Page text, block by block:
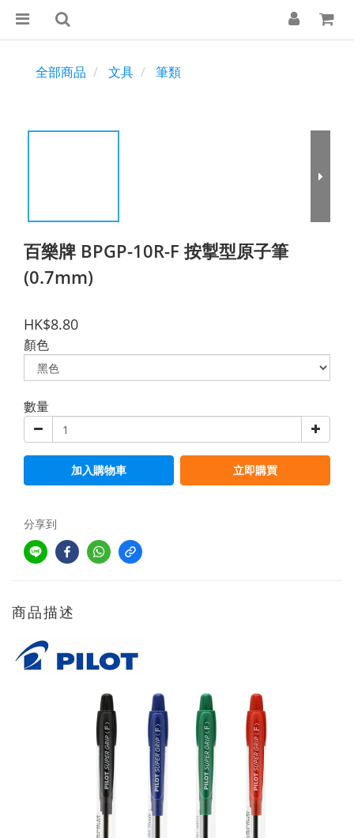
全部商品 文具 筆類
百樂牌 BPGP-10R-F 按掣型原子筆
(0.7mm)
HK$8.80
顏色
數量
加入購物車 立即購買
分享到
商品描述